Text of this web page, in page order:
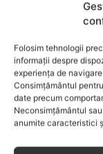
Folosim tehnologii
informații despre
experiența de
Consimțământul
date precum
Neconsimțământul
anumite caracteristici